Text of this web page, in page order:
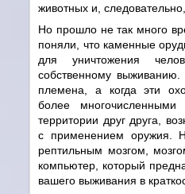
животных и,
Но прошло не так много
поняли, что каменные
для уничтожения
собственному
племена, а когда эти
более
территории друг друга,
с применением оружия.
рептильным мозгом,
компьютер, который
вашего выживания в